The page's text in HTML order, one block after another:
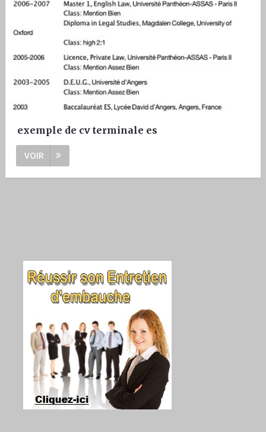
exemple de cv terminale es
VOIR